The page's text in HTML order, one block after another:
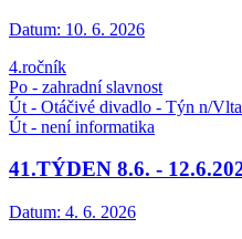
Datum: 10. 6. 2026
4.ročník
Po - zahradní slavnost
Út - Otáčivé divadlo - Týn n/
Út - není informatika
41.TÝDEN 8.6. -
Datum: 4. 6. 2026